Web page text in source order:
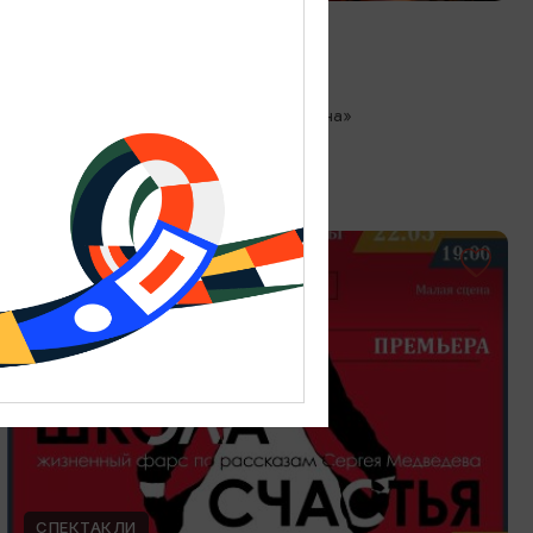
Зеленоградск, Кафе «Соленая ворона»
ОТ 300₽
СПЕКТАКЛИ